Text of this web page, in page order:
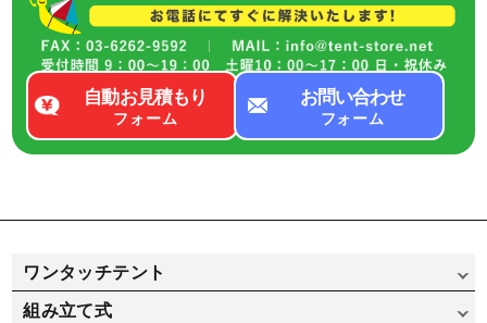
自動お見積もり
フォーム
お問い合わせ
フォーム
ワンタッチテント
かんたんてんと（スチール&アルミ骨フレーム）
組み立て式